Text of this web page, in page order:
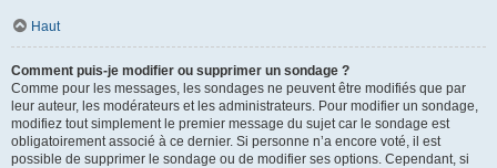
Haut
Comment puis-je modifier ou supprimer un sondage ?
Comme pour les messages, les sondages ne peuvent être modifiés que par
leur auteur, les modérateurs et les administrateurs. Pour modifier un sondage,
modifiez tout simplement le premier message du sujet car le sondage est
obligatoirement associé à ce dernier. Si personne n’a encore voté, il est
possible de supprimer le sondage ou de modifier ses options. Cependant, si